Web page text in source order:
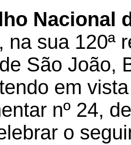
Nacional
, na sua 120ª
São João,
em
nº 24,
o